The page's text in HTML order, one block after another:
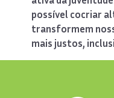
possível cocriar
transformem
mais justos,